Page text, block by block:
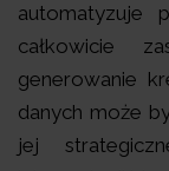
automatyzuje
całkowicie
generowanie
danych może
jej